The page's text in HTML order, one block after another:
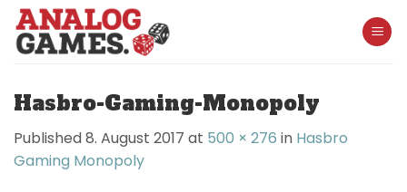
Skip
content
Hasbro-Gaming-Monopoly
Published8. August 2017 at 500 × 276 in Hasbro
Gaming Monopoly